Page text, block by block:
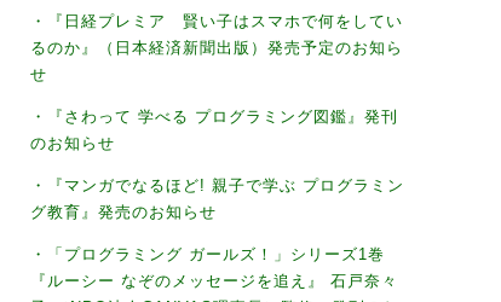
・『日経プレミア 賢い子はスマホで何をしてい
るのか』（日本経済新聞出版）発売予定のお知ら
せ
・『さわって 学べる プログラミング図鑑』発刊
のお知らせ
・『マンガでなるほど! 親子で学ぶ プログラミン
グ教育』発売のお知らせ
・「プログラミング ガールズ！」シリーズ1巻
『ルーシー なぞのメッセージを追え』 石戸奈々